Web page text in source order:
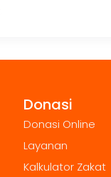
Donasi
Donasi Online
Layanan
Kalkulator Zakat